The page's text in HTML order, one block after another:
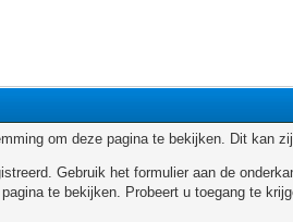
om deze pagina te bekijken. Dit kan
Gebruik het formulier aan de
te bekijken. Probeert u toegang te